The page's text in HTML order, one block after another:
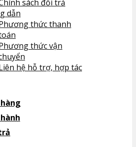
sách đổi trả
dẫn
thức thanh
thức vận
hệ hỗ trợ, hợp tác